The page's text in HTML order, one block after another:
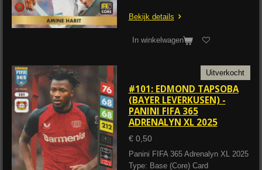
Bekijk details
In winkelwagen
Uitverkocht
#101: EDMOND TAPSOBA
(BAYER LEVERKUSEN) -
PANINI FIFA 365
ADRENALYN XL 2025
€ 0,50
Panini FIFA 365 Adrenalyn XL 2025
Type: Base (Core) Card